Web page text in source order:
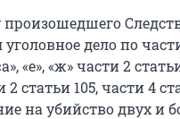
произошедшего
уголовное дело по
«е», «ж» части 2
2 статьи 105, части 4
на убийство двух и